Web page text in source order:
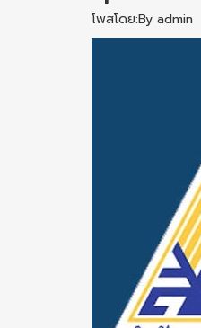
โพสโดย:By admin